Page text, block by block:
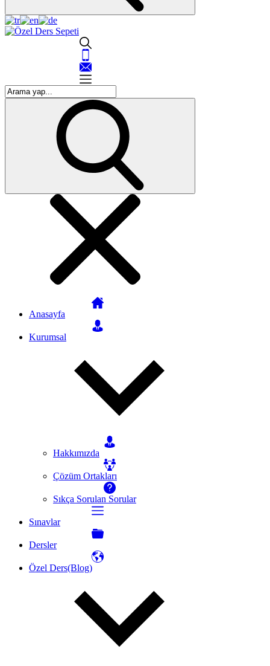
Anasayfa
Kurumsal
Hakkımızda
Çözüm Ortakları
Sıkça Sorulan Sorular
Sınavlar
Dersler
Özel Ders(Blog)